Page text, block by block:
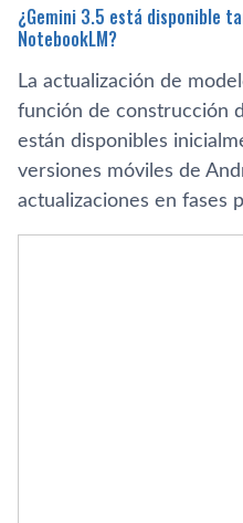
¿Gemini 3.5 está disponible
NotebookLM?
La actualización de
función de construcción
están disponibles
versiones móviles de
actualizaciones en fases